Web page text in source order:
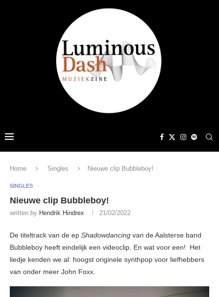
Home Singles Nieuwe clip Bubbleboy!
SINGLES
Nieuwe clip Bubbleboy!
written by Hendrik Hindrex 21/02/2022
De titeltrack van de ep Shadowdancing van de Aalsterse band
Bubbleboy heeft eindelijk een videoclip. En wat voor een! Het
liedje kenden we al: hoogst originele synthpop voor liefhebbers
van onder meer John Foxx.